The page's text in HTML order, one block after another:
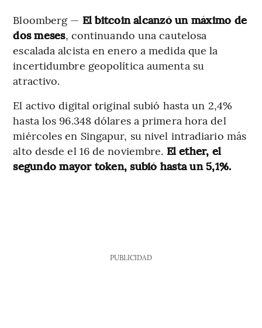
Bloomberg — El bitcoin alcanzó un máximo de
dos meses, continuando una cautelosa
escalada alcista en enero a medida que la
incertidumbre geopolítica aumenta su
atractivo.
El activo digital original subió hasta un 2,4%
hasta los 96.348 dólares a primera hora del
miércoles en Singapur, su nivel intradiario más
alto desde el 16 de noviembre. El ether, el
segundo mayor token, subió hasta un 5,1%.
PUBLICIDAD